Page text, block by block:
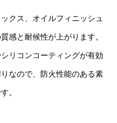
クス、オイルフィニッシュ
感と耐候性が上がります。
リコンコーティングが有効
なので、防火性能のある素
。